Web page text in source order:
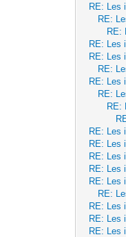
RE: Les
RE:
RE:
RE: Les
RE: Les
RE:
RE: Les
RE:
RE:
RE: Les
RE: Les
RE: Les
RE: Les
RE: Les
RE:
RE: Les
RE: Les
RE: Les